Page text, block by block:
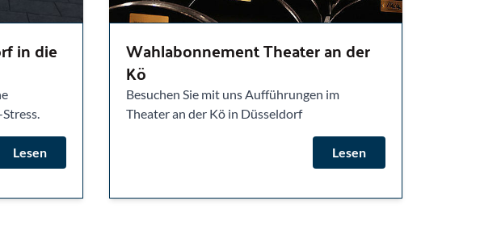
in die
Lesen
Wahlabonnement Theater an der
Kö
Besuchen Sie mit uns Aufführungen im
Theater an der Kö in Düsseldorf
Lesen